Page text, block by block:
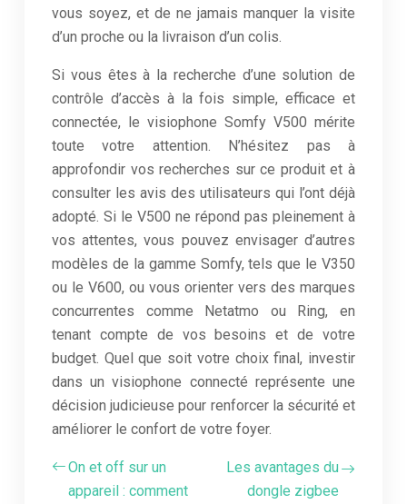
vous soyez, et de ne jamais manquer la visite
d’un proche ou la livraison d’un colis.
Si vous êtes à la recherche d’une solution de
contrôle d’accès à la fois simple, efficace et
connectée, le visiophone Somfy V500 mérite
toute votre attention. N’hésitez pas à
approfondir vos recherches sur ce produit et à
consulter les avis des utilisateurs qui l’ont déjà
adopté. Si le V500 ne répond pas pleinement à
vos attentes, vous pouvez envisager d’autres
modèles de la gamme Somfy, tels que le V350
ou le V600, ou vous orienter vers des marques
concurrentes comme Netatmo ou Ring, en
tenant compte de vos besoins et de votre
budget. Quel que soit votre choix final, investir
dans un visiophone connecté représente une
décision judicieuse pour renforcer la sécurité et
améliorer le confort de votre foyer.
On et off sur un
appareil : comment
Les avantages du
dongle zigbee